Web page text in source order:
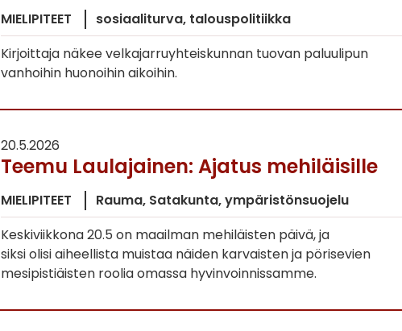
MIELIPITEET sosiaaliturva talouspolitiikka
Kirjoittaja näkee velkajarruyhteiskunnan tuovan paluulipun
vanhoihin huonoihin aikoihin.
20.5.2026
Teemu Laulajainen: Ajatus mehiläisille
MIELIPITEET Rauma Satakunta ympäristönsuojelu
Keskiviikkona 20.5 on maailman mehiläisten päivä, ja
siksi olisi aiheellista muistaa näiden karvaisten ja pörisevien
mesipistiäisten roolia omassa hyvinvoinnissamme.